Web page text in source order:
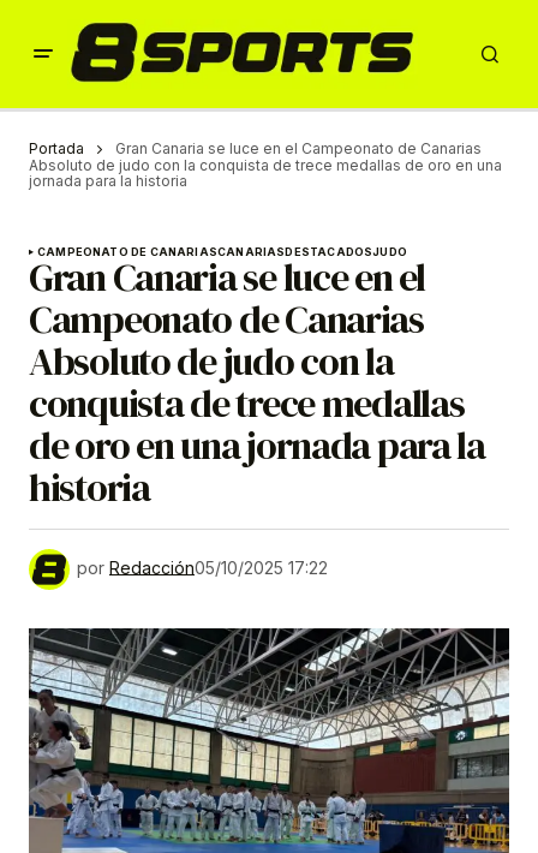
Portada
Gran Canaria se luce en el Campeonato de Canarias
Absoluto de judo con la conquista de trece medallas de oro en una
jornada para la historia
CAMPEONATO DE CANARIASCANARIASDESTACADOSJUDO
Gran Canaria se luce en el
Campeonato de Canarias
Absoluto de judo con la
conquista de trece medallas
de oro en una jornada para la
historia
por Redacción05/10/2025 17:22